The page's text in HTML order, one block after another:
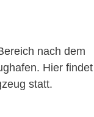
nach dem
Hier findet
statt.